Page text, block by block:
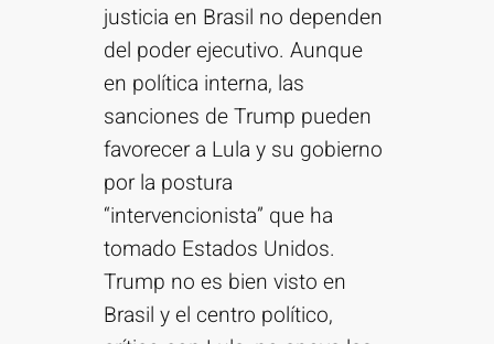
justicia en Brasil no dependen
del poder ejecutivo. Aunque
en política interna, las
sanciones de Trump pueden
favorecer a Lula y su gobierno
por la postura
“intervencionista” que ha
tomado Estados Unidos.
Trump no es bien visto en
Brasil y el centro político,